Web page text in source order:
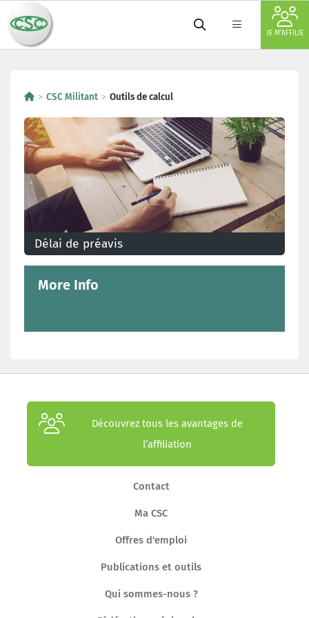
JE M'AFFILIE
CSC Militant Outils de calcul
Délai de préavis
More Info
Découvrez tous les avantages de
l’affiliation
Contact
Ma CSC
Offres d'emploi
Publications et outils
Qui sommes-nous ?